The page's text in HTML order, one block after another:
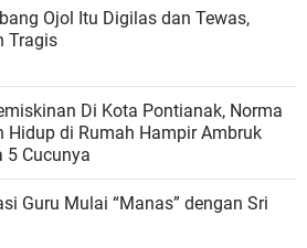
Ojol Itu Digilas dan Tewas,
Tragis
Di Kota Pontianak, Norma
Hidup di Rumah Hampir Ambruk
5 Cucunya
Guru Mulai “Manas” dengan Sri